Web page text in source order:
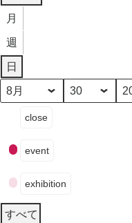
ん
月
週
日
月
日
年
ト
カ
テ
ゴ
close
event
exhibition
すべて